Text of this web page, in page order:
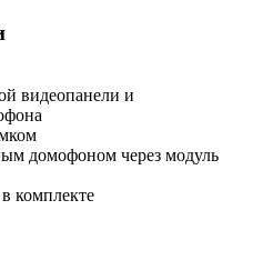
видеопанели и
домофоном через модуль
комплекте